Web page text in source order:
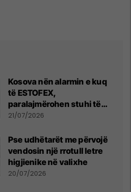
Kosova nën alarmin e kuq
të ESTOFEX,
paralajmërohen stuhi të
fuqishme me breshër dhe
21/07/2026
Pse udhëtarët me përvojë
vendosin një rrotull letre
higjienike në valixhe
20/07/2026